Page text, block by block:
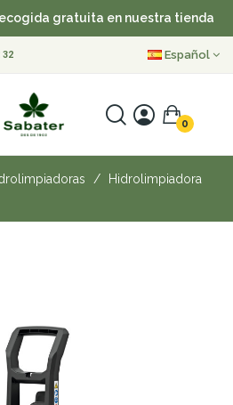
gratuita en nuestra tienda
32 Español
0
Hidrolimpiadora